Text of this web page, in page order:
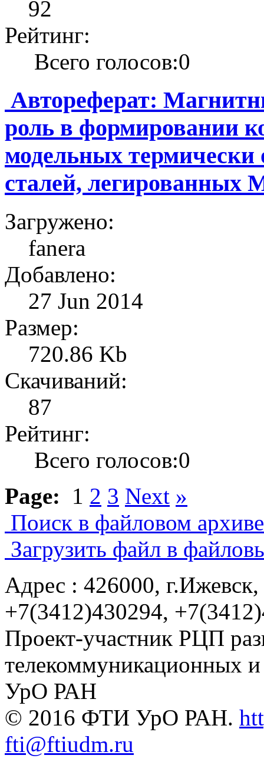
92
Рейтинг:
Всего голосов:0
Автореферат:
роль в формировании
модельных термически
сталей, легированных
Загружено:
fanera
Добавлено:
27 Jun 2014
Размер:
720.86 Kb
Скачиваний:
87
Рейтинг:
Всего голосов:0
Page:
1 2 3 Next »
Поиск в файловом
Загрузить файл в
Адрес : 426000,
+7(3412)430294,
Проект-участник РЦП
телекоммуникационных
УрО РАН
© 2016 ФТИ УрО РАН.
fti@ftiudm.ru